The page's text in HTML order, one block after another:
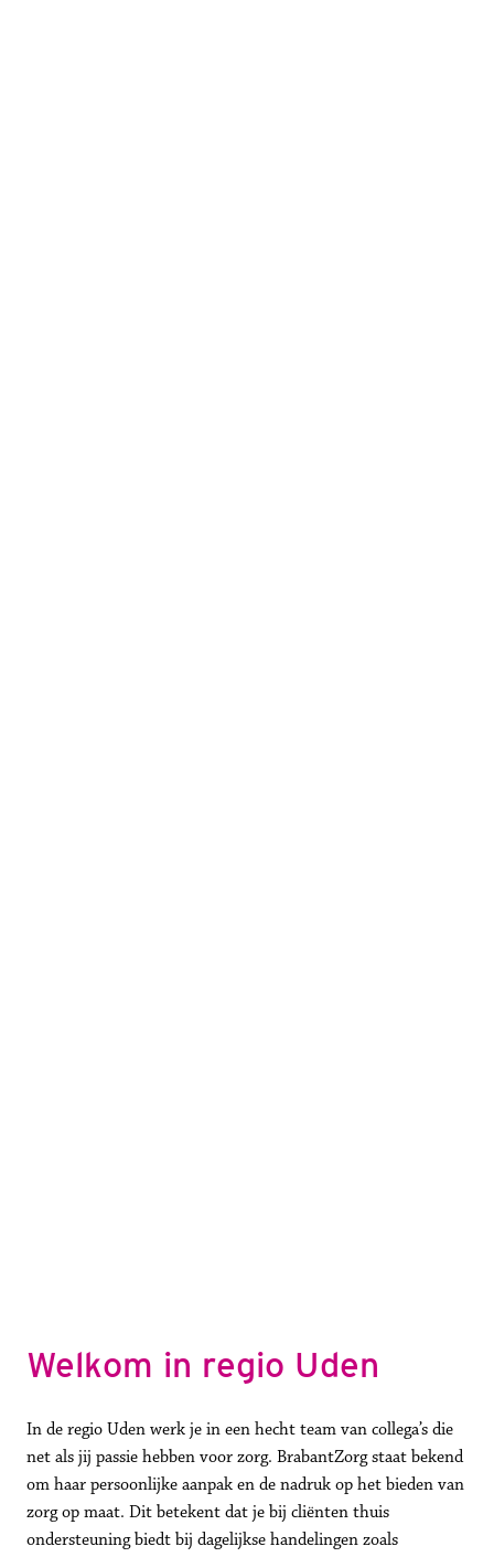
Welkom in regio Uden
In de regio Uden werk je in een hecht team van collega’s die
net als jij passie hebben voor zorg. BrabantZorg staat bekend
om haar persoonlijke aanpak en de nadruk op het bieden van
zorg op maat. Dit betekent dat je bij cliënten thuis
ondersteuning biedt bij dagelijkse handelingen zoals